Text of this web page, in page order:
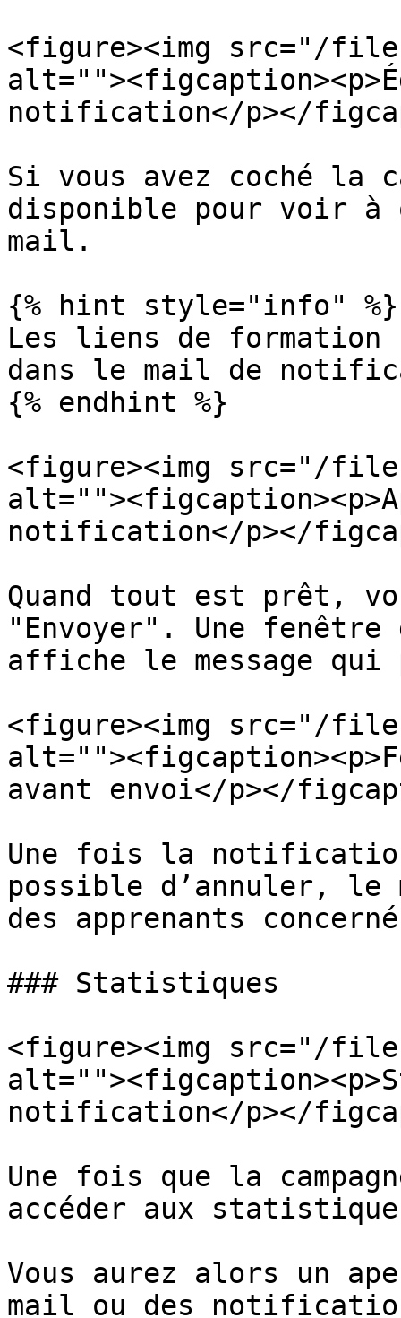
<figure><img src="/files/
notification</p></
Si vous avez coché la
disponible pour voir à
mail.
{% hint style="info" %}
Les liens de formation
dans le mail de
{% endhint %}
<figure><img src="/files/
notification</p></
Quand tout est prêt,
"Envoyer". Une
affiche le message
<figure><img src="/
avant envoi</p></
Une fois la
possible d’annuler, le
des apprenants
### Statistiques
<figure><img src="/files/
notification</p></
Une fois que la
accéder aux
Vous aurez alors un
mail ou des